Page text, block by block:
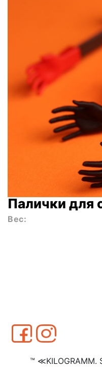
Палички для
Вес:
™ ≪KILOGRAMM.